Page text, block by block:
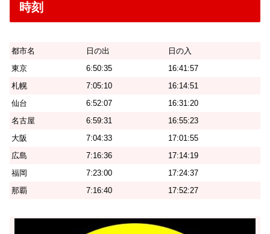
時刻
都市名 日の出
日の入
東京
6:50:35
16:41:57
札幌
7:05:10
16:14:51
仙台
6:52:07
16:31:20
名古屋
6:59:31
16:55:23
大阪
7:04:33
17:01:55
広島
7:16:36
17:14:19
福岡
7:23:00
17:24:37
那覇
7:16:40 17:52:27